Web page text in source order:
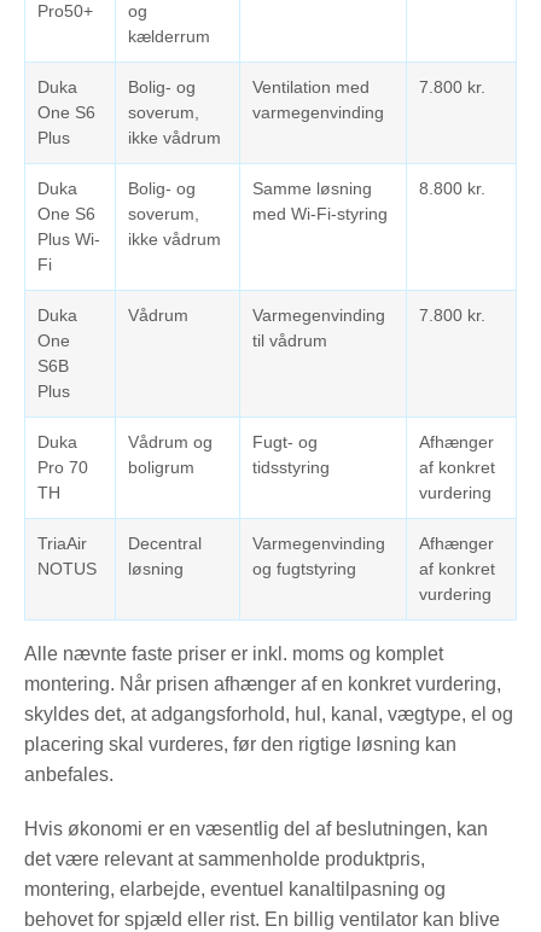
Pro50+
og
kælderrum
Duka
One S6
Plus
Bolig- og
soverum,
ikke vådrum
Ventilation med
varmegenvinding
7.800 kr.
Duka
One S6
Plus Wi-
Fi
Bolig- og
soverum,
ikke vådrum
Samme løsning
med Wi-Fi-styring
8.800 kr.
Duka
One
S6B
Plus
Vådrum
Varmegenvinding
til vådrum
7.800 kr.
Duka
Pro 70
TH
Vådrum og
boligrum
Fugt- og
tidsstyring
Afhænger
af konkret
vurdering
TriaAir
NOTUS
Decentral
løsning
Varmegenvinding
og fugtstyring
Afhænger
af konkret
vurdering
Alle nævnte faste priser er inkl. moms og komplet
montering. Når prisen afhænger af en konkret vurdering,
skyldes det, at adgangsforhold, hul, kanal, vægtype, el og
placering skal vurderes, før den rigtige løsning kan
anbefales.
Hvis økonomi er en væsentlig del af beslutningen, kan
det være relevant at sammenholde produktpris,
montering, elarbejde, eventuel kanaltilpasning og
behovet for spjæld eller rist. En billig ventilator kan blive